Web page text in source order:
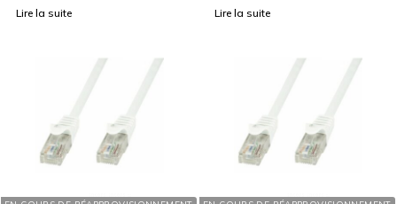
Lire la suite Lire la suite